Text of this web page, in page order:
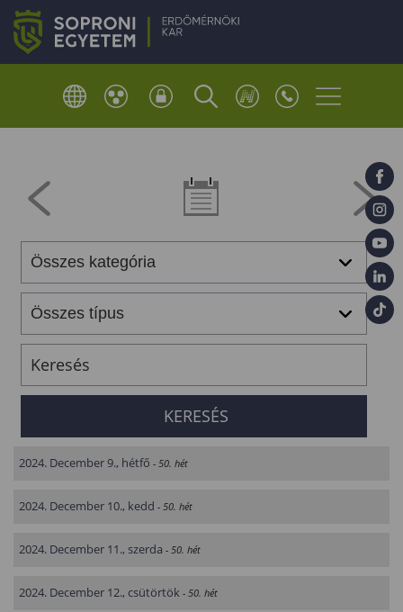
2024. December 9., hétfő - 50. hét
2024. December 10., kedd - 50. hét
2024. December 11., szerda - 50. hét
2024. December 12., csütörtök - 50. hét